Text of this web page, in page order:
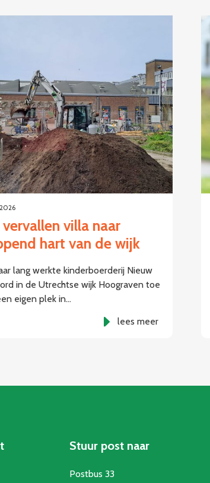
vervallen villa naar
hart van de wijk
lang werkte kinderboerderij Nieuw
in de Utrechtse wijk Hoograven toe
eigen plek in…
lees meer
Stuur post naar
Postbus 33